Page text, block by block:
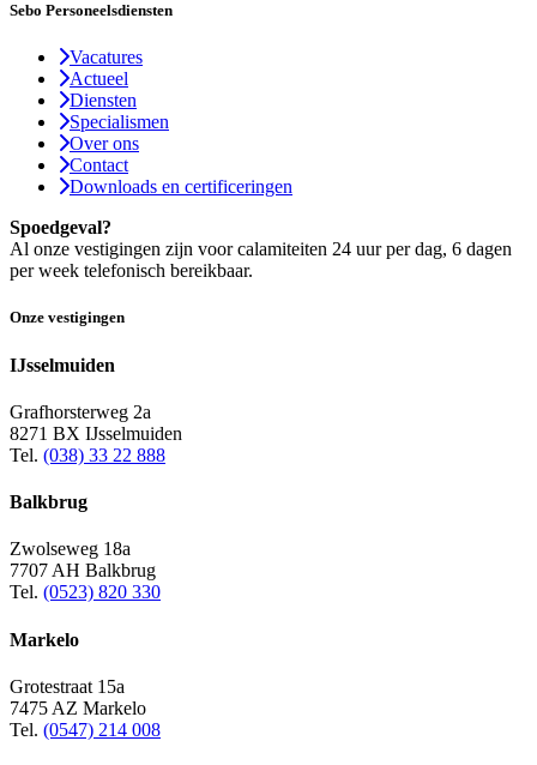
Sebo Personeelsdiensten
Vacatures
Actueel
Diensten
Specialismen
Over ons
Contact
Downloads en certificeringen
Spoedgeval?
Al onze vestigingen zijn voor calamiteiten 24 uur per dag, 6 dagen
per week telefonisch bereikbaar.
Onze vestigingen
IJsselmuiden
Grafhorsterweg 2a
8271 BX IJsselmuiden
Tel. (038) 33 22 888
Balkbrug
Zwolseweg 18a
7707 AH Balkbrug
Tel. (0523) 820 330
Markelo
Grotestraat 15a
7475 AZ Markelo
Tel. (0547) 214 008